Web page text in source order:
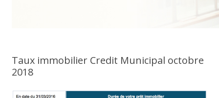
Taux immobilier Credit Municipal octobre
2018